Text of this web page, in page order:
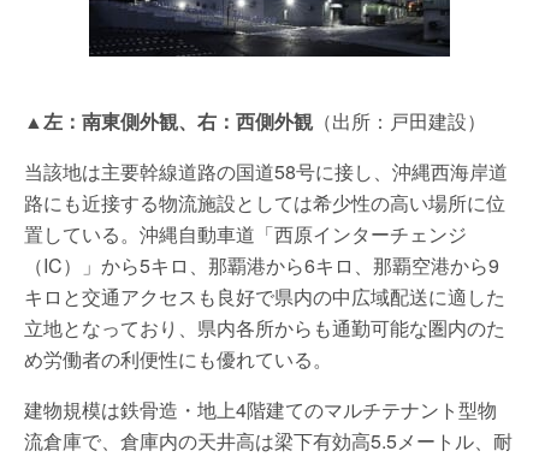
▲左：南東側外観、右：西側外観（出所：戸田建設）
当該地は主要幹線道路の国道58号に接し、沖縄西海岸道
路にも近接する物流施設としては希少性の高い場所に位
置している。沖縄自動車道「西原インターチェンジ
（IC）」から5キロ、那覇港から6キロ、那覇空港から9
キロと交通アクセスも良好で県内の中広域配送に適した
立地となっており、県内各所からも通勤可能な圏内のた
め労働者の利便性にも優れている。
建物規模は鉄骨造・地上4階建てのマルチテナント型物
流倉庫で、倉庫内の天井高は梁下有効高5.5メートル、耐